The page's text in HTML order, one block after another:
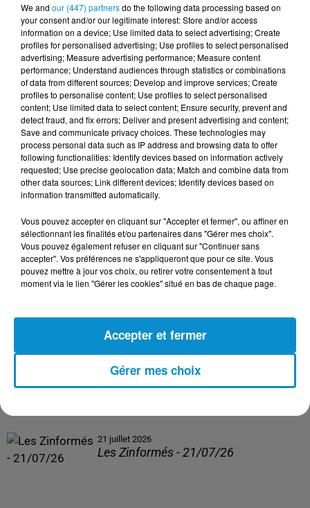
DERNIERS PODCASTS
24 juillet 2026
Les Zinformés - 24/07/26
23 juillet 2026
Les Zinformés - 23/07/26
21 juillet 2026
Les Zinformés - 21/07/26
We and our (447) partnersdo the following data processing based on
your consent and/or our legitimate interest: Store and/or access
information on a device; Use limited data to select advertising; Create
profiles for personalised advertising; Use profiles to select personalised
advertising; Measure advertising performance; Measure content
performance; Understand audiences through statistics or combinations
of data from different sources; Develop and improve services; Create
profiles to personalise content; Use profiles to select personalised
content; Use limited data to select content; Ensure security, prevent and
detect fraud, and fix errors; Deliver and present advertising and content;
Save and communicate privacy choices. These technologies may
process personal data such as IP address and browsing data to offer
following functionalities: Identify devices based on information actively
requested; Use precise geolocation data; Match and combine data from
other data sources; Link different devices; Identify devices based on
information transmitted automatically.
Vous pouvez accepter en cliquant sur "Accepter et fermer", ou affiner en
sélectionnant les finalités et/ou partenaires dans "Gérer mes choix".
Vous pouvez également refuser en cliquant sur "Continuer sans
accepter". Vos préférences ne s'appliqueront que pour ce site. Vous
pouvez mettre à jour vos choix, ou retirer votre consentement à tout
moment via le lien "Gérer les cookies" situé en bas de chaque page.
Gérer mes choix
Accepter et fermer